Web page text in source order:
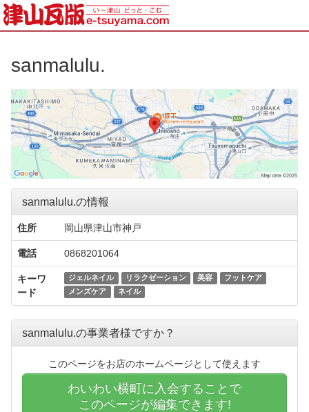
sanmalulu.
sanmalulu.の情報
住所 岡山県津山市神戸
電話 0868201064
キーワ
ード
ジェルネイル リラクゼーション 美容
フットケア
メンズケア
ネイル
sanmalulu.の事業者様ですか？
このページをお店のホームページとして使えます
わいわい横町に入会することで
このページが編集できます!